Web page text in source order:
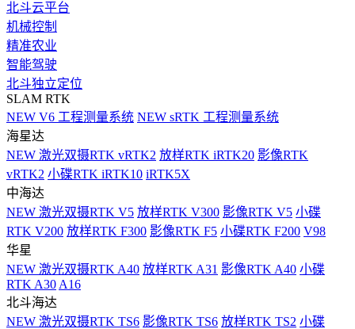
北斗云平台
机械控制
精准农业
智能驾驶
北斗独立定位
SLAM RTK
NEW V6 工程测量系统 NEW sRTK 工程测量系统
海星达
NEW 激光双摄RTK vRTK2 放样RTK iRTK20 影像RTK
vRTK2 小碟RTK iRTK10 iRTK5X
中海达
NEW 激光双摄RTK V5 放样RTK V300 影像RTK V5 小碟
RTK V200 放样RTK F300 影像RTK F5 小碟RTK F200 V98
华星
NEW 激光双摄RTK A40 放样RTK A31 影像RTK A40 小碟
RTK A30 A16
北斗海达
NEW 激光双摄RTK TS6 影像RTK TS6 放样RTK TS2 小碟